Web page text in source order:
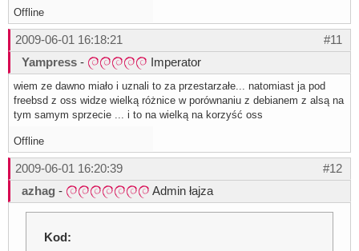
Offline
#11
2009-06-01 16:18:21
Yampress - Imperator
wiem ze dawno miało i uznali to za przestarzałe... natomiast ja pod
freebsd z oss widze wielką różnice w porównaniu z debianem z alsą na
tym samym sprzecie ... i to na wielką na korzyść oss
Offline
#12
2009-06-01 16:20:39
azhag - Admin łajza
Kod: